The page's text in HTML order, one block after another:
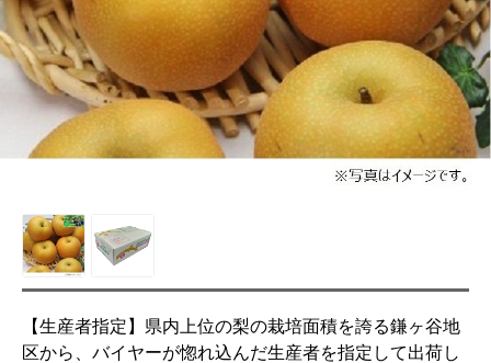
【生産者指定】県内上位の梨の栽培面積を誇る鎌ヶ谷地
区から、バイヤーが惚れ込んだ生産者を指定して出荷し